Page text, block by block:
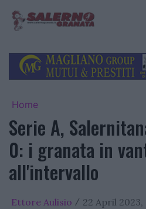
Home
Serie A,
0: i granata in
all'intervallo
Ettore Aulisio / 22 April 2023,